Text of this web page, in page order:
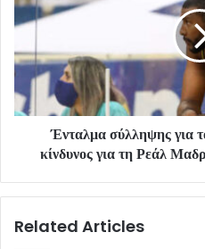
Ένταλμα σύλληψης για
κίνδυνος για τη Ρεάλ
Related Articles